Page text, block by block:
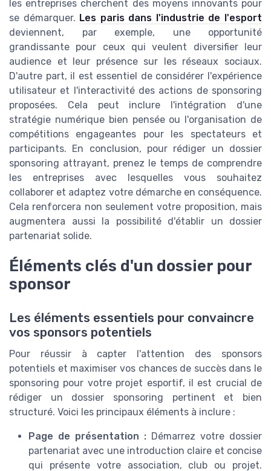
les entreprises cherchent des moyens innovants pour
se démarquer. Les paris dans l'industrie de l'esport
deviennent, par exemple, une opportunité
grandissante pour ceux qui veulent diversifier leur
audience et leur présence sur les réseaux sociaux.
D'autre part, il est essentiel de considérer l'expérience
utilisateur et l'interactivité des actions de sponsoring
proposées. Cela peut inclure l'intégration d'une
stratégie numérique bien pensée ou l'organisation de
compétitions engageantes pour les spectateurs et
participants. En conclusion, pour rédiger un dossier
sponsoring attrayant, prenez le temps de comprendre
les entreprises avec lesquelles vous souhaitez
collaborer et adaptez votre démarche en conséquence.
Cela renforcera non seulement votre proposition, mais
augmentera aussi la possibilité d'établir un dossier
partenariat solide.
Éléments clés d'un dossier pour
sponsor
Les éléments essentiels pour convaincre
vos sponsors potentiels
Pour réussir à capter l'attention des sponsors
potentiels et maximiser vos chances de succès dans le
sponsoring pour votre projet esportif, il est crucial de
rédiger un dossier sponsoring pertinent et bien
structuré. Voici les principaux éléments à inclure :
Page de présentation : Démarrez votre dossier
partenariat avec une introduction claire et concise
qui présente votre association, club ou projet.